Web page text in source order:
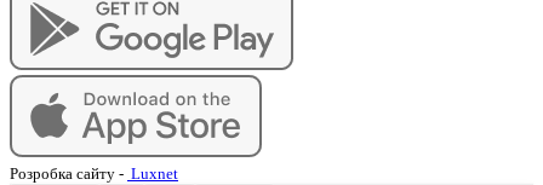
Розробка сайту - Luxnet